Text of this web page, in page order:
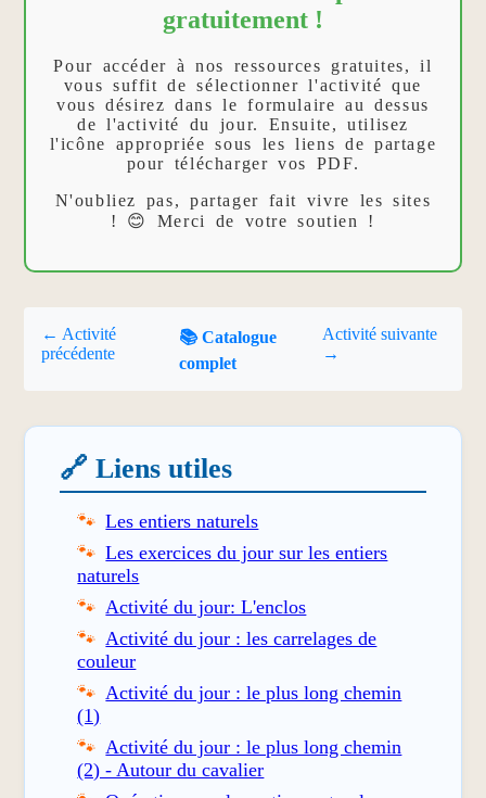
gratuitement !
Pour accéder à nos ressources gratuites, il
vous suffit de sélectionner l'activité que
vous désirez dans le formulaire au dessus
de l'activité du jour. Ensuite, utilisez
l'icône appropriée sous les liens de partage
pour télécharger vos PDF.
N'oubliez pas, partager fait vivre les sites
! 😊 Merci de votre soutien !
← Activité
précédente
📚 Catalogue
complet
Activité suivante
→
🔗 Liens utiles
Les entiers naturels
Les exercices du jour sur les entiers
naturels
Activité du jour: L'enclos
Activité du jour : les carrelages de
couleur
Activité du jour : le plus long chemin
(1)
Activité du jour : le plus long chemin
(2) - Autour du cavalier